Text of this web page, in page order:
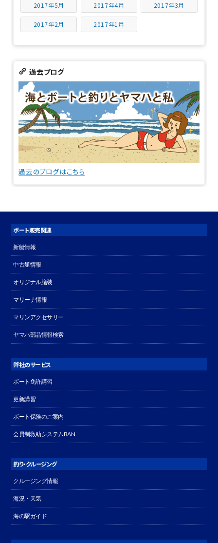
2017年5月 2017年4月 2017年3月
2017年2月 2017年1月
過去ブログ
過去のブログはこちら
ボート販売関連
新艇情報
中古艇情報
オリジナル艤装
マリーナ情報
マリンアクセサリー
ヤマハ部品情報検索
弊社のサービス
ボート免許講習
更新講習
ボート保険のご案内
会員制救助システムBAN
釣り・クルージング
クルージング情報
海況・天気
海の駅ガイド